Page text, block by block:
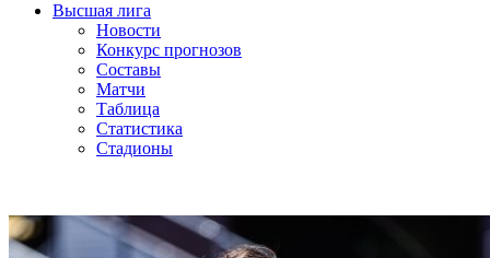
Высшая лига
Новости
Конкурс прогнозов
Составы
Матчи
Таблица
Статистика
Стадионы